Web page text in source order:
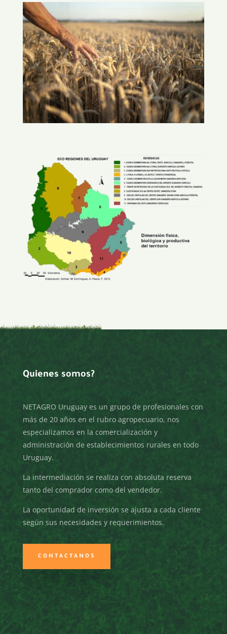
Quienes somos?
NETAGRO Uruguay es un grupo de profesionales con
más de 20 años en el rubro agropecuario, nos
especializamos en la comercialización y
administración de establecimientos rurales en todo
Uruguay.
La intermediación se realiza con absoluta reserva
tanto del comprador como del vendedor.
La oportunidad de inversión se ajusta a cada cliente
según sus necesidades y requerimientos.
CONTACTANOS